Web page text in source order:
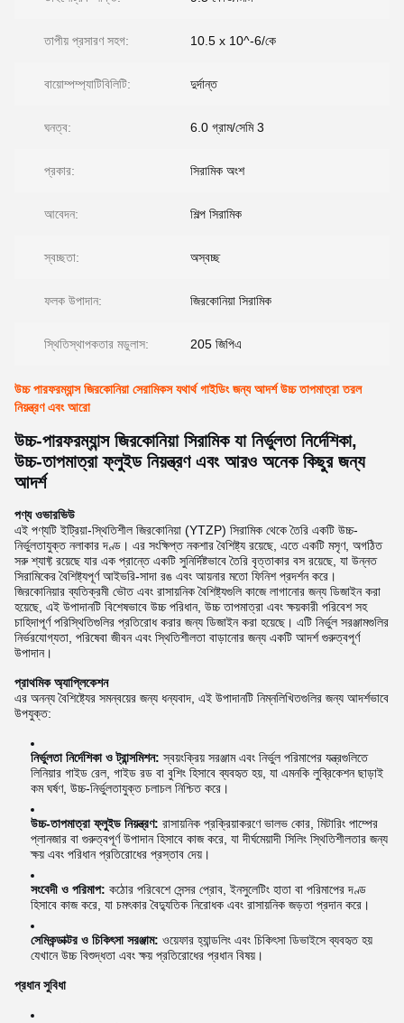
তাপীয় প্রসারণ সহগ: 10.5 x 10^-6/কে
বায়োম্পম্প্যাটিবিলিটি: দুর্দান্ত
ঘনত্ব: 6.0 গ্রাম/সেমি 3
প্রকার: সিরামিক অংশ
আবেদন: শিল্প সিরামিক
স্বচ্ছতা: অস্বচ্ছ
ফলক উপাদান: জিরকোনিয়া সিরামিক
স্থিতিস্থাপকতার মডুলাস: 205 জিপিএ
উচ্চ পারফরম্যান্স জিরকোনিয়া সেরামিকস যথার্থ গাইডিং জন্য আদর্শ উচ্চ তাপমাত্রা তরল
নিয়ন্ত্রণ এবং আরো
উচ্চ-পারফরম্যান্স জিরকোনিয়া সিরামিক যা নির্ভুলতা নির্দেশিকা,
উচ্চ-তাপমাত্রা ফ্লুইড নিয়ন্ত্রণ এবং আরও অনেক কিছুর জন্য
আদর্শ
পণ্য ওভারভিউ
এই পণ্যটি ইট্রিয়া-স্থিতিশীল জিরকোনিয়া (YTZP) সিরামিক থেকে তৈরি একটি উচ্চ-
নির্ভুলতাযুক্ত নলাকার দণ্ড। এর সংক্ষিপ্ত নকশার বৈশিষ্ট্য রয়েছে, এতে একটি মসৃণ, অগঠিত
সরু শ্যাফ্ট রয়েছে যার এক প্রান্তে একটি সুনির্দিষ্টভাবে তৈরি বৃত্তাকার বস রয়েছে, যা উন্নত
সিরামিকের বৈশিষ্ট্যপূর্ণ আইভরি-সাদা রঙ এবং আয়নার মতো ফিনিশ প্রদর্শন করে।
জিরকোনিয়ার ব্যতিক্রমী ভৌত এবং রাসায়নিক বৈশিষ্ট্যগুলি কাজে লাগানোর জন্য ডিজাইন করা
হয়েছে, এই উপাদানটি বিশেষভাবে উচ্চ পরিধান, উচ্চ তাপমাত্রা এবং ক্ষয়কারী পরিবেশ সহ
চাহিদাপূর্ণ পরিস্থিতিগুলির প্রতিরোধ করার জন্য ডিজাইন করা হয়েছে। এটি নির্ভুল সরঞ্জামগুলির
নির্ভরযোগ্যতা, পরিষেবা জীবন এবং স্থিতিশীলতা বাড়ানোর জন্য একটি আদর্শ গুরুত্বপূর্ণ
উপাদান।
প্রাথমিক অ্যাপ্লিকেশন
এর অনন্য বৈশিষ্ট্যের সমন্বয়ের জন্য ধন্যবাদ, এই উপাদানটি নিম্নলিখিতগুলির জন্য আদর্শভাবে
উপযুক্ত:
নির্ভুলতা নির্দেশিকা ও ট্রান্সমিশন: স্বয়ংক্রিয় সরঞ্জাম এবং নির্ভুল পরিমাপের যন্ত্রগুলিতে
লিনিয়ার গাইড রেল, গাইড রড বা বুশিং হিসাবে ব্যবহৃত হয়, যা এমনকি লুব্রিকেশন ছাড়াই
কম ঘর্ষণ, উচ্চ-নির্ভুলতাযুক্ত চলাচল নিশ্চিত করে।
উচ্চ-তাপমাত্রা ফ্লুইড নিয়ন্ত্রণ: রাসায়নিক প্রক্রিয়াকরণে ভালভ কোর, মিটারিং পাম্পের
প্লানজার বা গুরুত্বপূর্ণ উপাদান হিসাবে কাজ করে, যা দীর্ঘমেয়াদী সিলিং স্থিতিশীলতার জন্য
ক্ষয় এবং পরিধান প্রতিরোধের প্রস্তাব দেয়।
সংবেদী ও পরিমাপ: কঠোর পরিবেশে সেন্সর প্রোব, ইনসুলেটিং হাতা বা পরিমাপের দণ্ড
হিসাবে কাজ করে, যা চমৎকার বৈদ্যুতিক নিরোধক এবং রাসায়নিক জড়তা প্রদান করে।
সেমিকন্ডাক্টর ও চিকিৎসা সরঞ্জাম: ওয়েফার হ্যান্ডলিং এবং চিকিৎসা ডিভাইসে ব্যবহৃত হয়
যেখানে উচ্চ বিশুদ্ধতা এবং ক্ষয় প্রতিরোধের প্রধান বিষয়।
প্রধান সুবিধা